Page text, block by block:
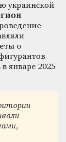
украинской
о
январе 2025